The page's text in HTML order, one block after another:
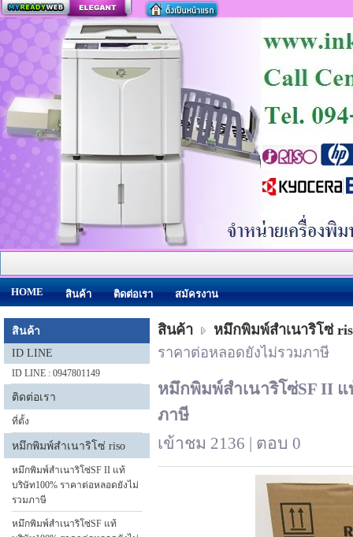
สร้างเว็บ
HOME สินค้า ติดต่อเรา สมัครงาน
สินค้า
ID LINE
ID LINE : 0947801149
ติดต่อเรา
ที่ตั้ง
หมึกพิมพ์สำเนาริโซ่ riso
หมึกพิมพ์สำเนาริโซ่SF II แท้
บริษัท100% ราคาต่อหลอดยังไม่
รวมภาษี
หมึกพิมพ์สำเนาริโซ่SF แท้
สินค้า
หมึกพิมพ์สำเนาริโซ่
ราคาต่อหลอดยังไม่รวมภาษี
หมึกพิมพ์สำเนาริโซ่SF II
ภาษี
เข้าชม 2136 | ตอบ 0